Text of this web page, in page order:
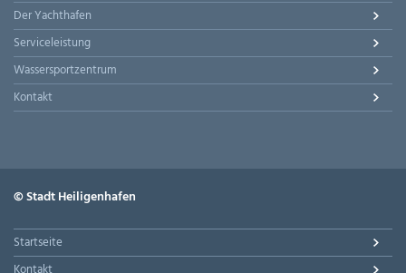
Der Yachthafen
Serviceleistung
Wassersportzentrum
Kontakt
© Stadt Heiligenhafen
Startseite